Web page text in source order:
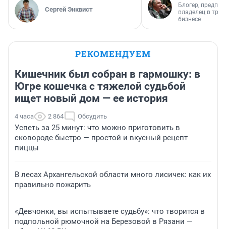
Сергей Энквист
Блогер,
владелец в
бизнесе
РЕКОМЕНДУЕМ
Кишечник был собран в гармошку: в
Югре кошечка с тяжелой судьбой
ищет новый дом — ее история
4 часа 2 864 Обсудить
Успеть за 25 минут: что можно приготовить в
сковороде быстро — простой и вкусный рецепт
пиццы
В лесах Архангельской области много лисичек: как их
правильно пожарить
«Девчонки, вы испытываете судьбу»: что творится в
подпольной рюмочной на Березовой в Рязани —